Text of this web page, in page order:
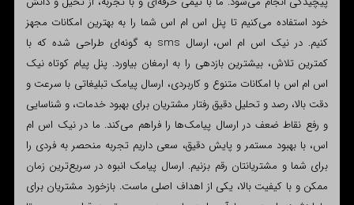
خود استفاده می‌کنیم تا پنل اس ام اس شما را به بهترین امکانات مجهز
کنیم. در نیک اس ام اس، ارسال sms به گونه‌ای طراحی شده که با
کمترین تلاش، بیشترین بازدهی را به ارمغان بیاورد. پنل پیام کوتاه نیک
اس ام اس با امکانات متنوع و کاربردی، ارسال پیامک تبلیغاتی با سرعت و
دقت بالا، رصد و تحلیل دقیق رفتار مشتریان برای بهبود خدمات، و شناسایی
و رفع نقاط ضعف در ارسال پیامک‌ها را فراهم می‌کند. ما در نیک اس ام
اس، با بهبود مستمر و پایش دقیق، سعی داریم تجربه منحصر به فردی را
برای شما و مشتریانتان رقم بزنیم. ارسال پیامک انبوه در سریع‌ترین زمان
ممکن و با کیفیت بالا، یکی از اهداف اصلی ماست. بازخورد مشتریان برای